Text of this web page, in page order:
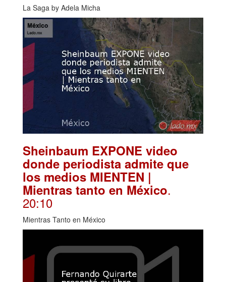
La Saga by Adela Micha
Sheinbaum EXPONE video
donde periodista admite que
los medios MIENTEN |
Mientras tanto en México.
20:10
Mientras Tanto en México